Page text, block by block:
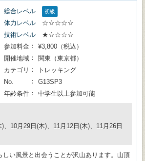
総合レベル 初級
体力レベル
☆☆☆☆☆
技術レベル
★☆☆☆☆
参加料金
¥3,800（税込）
開催地域
関東（東京都）
カテゴリ
トレッキング
No.
G13SP3
年齢条件
中学生以上参加可能
、10月29日(木)、11月12日(木)、11月26日
しい風景と出会うことが沢山あります。山頂